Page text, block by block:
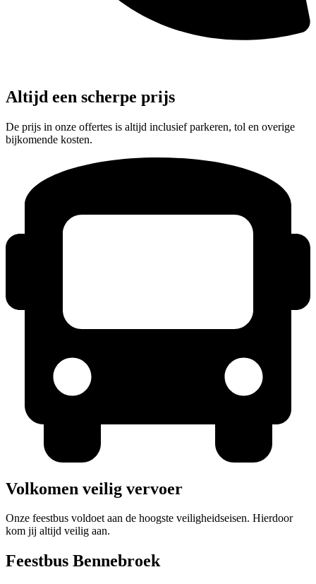
Altijd een scherpe prijs
De prijs in onze offertes is altijd inclusief parkeren, tol en overige
bijkomende kosten.
Volkomen veilig vervoer
Onze feestbus voldoet aan de hoogste veiligheidseisen. Hierdoor
kom jij altijd veilig aan.
Feestbus Bennebroek